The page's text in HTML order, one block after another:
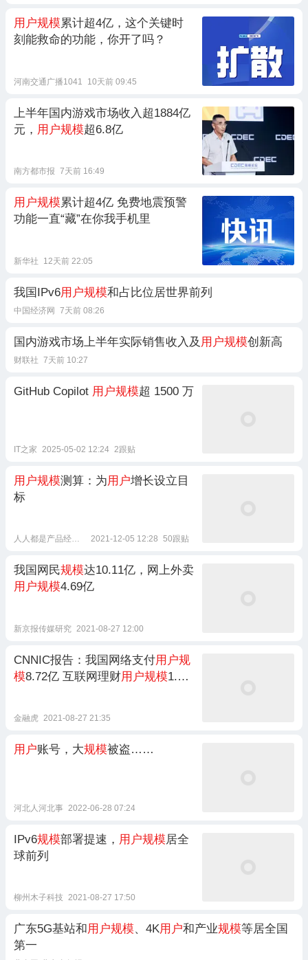
用户规模累计超4亿，这个关键时
刻能救命的功能，你开了吗？
河南交通广播1041 10天前 09:45
上半年国内游戏市场收入超1884亿
元， 用户规模超6.8亿
南方都市报 7天前 16:49
用户规模累计超4亿 免费地震预警
功能一直“藏”在你我手机里
新华社 12天前 22:05
我国IPv6用户规模和占比位居世界前列
中国经济网 7天前 08:26
国内游戏市场上半年实际销售收入及 用户规模创新高
财联社 7天前 10:27
GitHub Copilot 用户规模超 1500 万
IT之家 2025-05-02 12:24 2跟贴
用户规模测算：为用户增长设立目
标
人人都是产品经理社区 2021-12-05 12:28 50跟贴
我国网民规模达10.11亿，网上外卖
用户规模4.69亿
新京报传媒研究 2021-08-27 12:00
CNNIC报告：我国网络支付用户规
模8.72亿 互联网理财用户规模1.66
金融虎 2021-08-27 21:35
用户账号，大规模被盗……
河北人河北事 2022-06-28 07:24
IPv6规模部署提速， 用户规模居全
球前列
柳州木子科技 2021-08-27 17:50
广东5G基站和用户规模、4K用户和产业规模等居全国
第一